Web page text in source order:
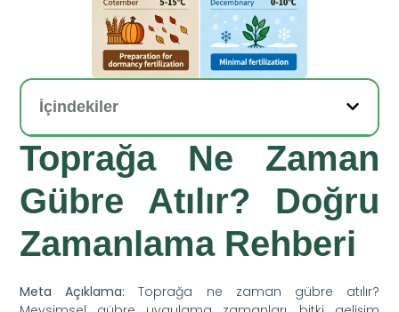
İçindekiler
Toprağa Ne Zaman
Gübre Atılır? Doğru
Zamanlama Rehberi
Meta Açıklama: Toprağa ne zaman gübre atılır?